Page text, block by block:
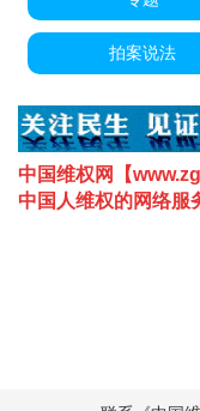
拍案说法
中国维权网【
中国人维权的网络服